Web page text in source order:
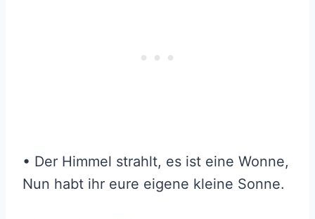
• Der Himmel strahlt, es ist eine Wonne,
Nun habt ihr eure eigene kleine Sonne.